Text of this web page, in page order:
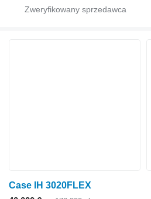
Case IH 3020FLEX